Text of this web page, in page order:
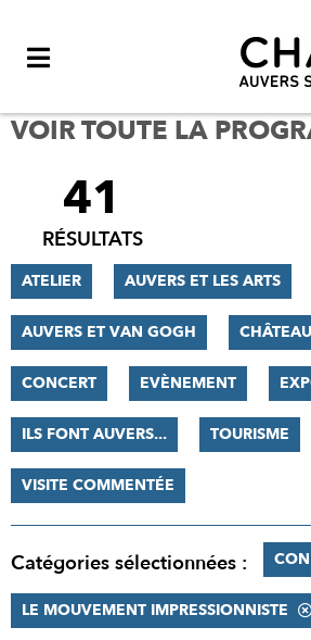
VOIR TOUTE LA
FILTRER
RÉSULTATS
41
RÉSULTATS
ATELIER AUVERS ET LES ARTS
AUVERS ET VAN GOGH CHÂTEAU
CONCERT EVÈNEMENT
ILS FONT AUVERS... TOURISME
VISITE COMMENTÉE
Catégories sélectionnées :
LE MOUVEMENT IMPRESSIONNISTE